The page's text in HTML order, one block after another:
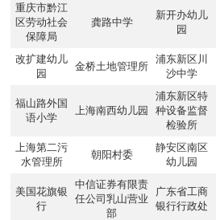
重庆市黔江
区劳动社会
保障局
龚路中学
新开办幼儿
园
改扩建幼儿
园
金桥土地管理所
浦东新区川
沙中学
福山路外国
语小学
上海南西幼儿园
浦东新区特
种设备监督
检验所
上海第二污
水管理所
朝阳村委
静安区南区
幼儿园
美国花旗银
行
中信证券有限责
任公司乳山营业
部
广东省工商
银行行政处